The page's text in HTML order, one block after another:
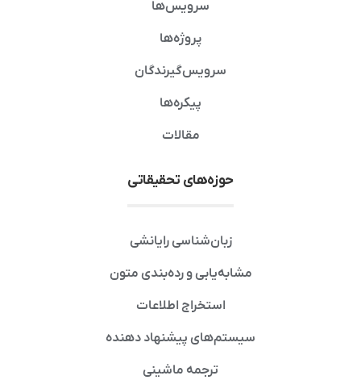
سرویس‌ها
پروژه‌ها
سرویس‌گیرندگان
پیکره‌ها
مقالات
حوزه‌های تحقیقاتی
زبان‌شناسی رایانشی
مشابه‌یابی و رده‌بندی متون
استخراج اطلاعات
سیستم‌های پیشنهاد دهنده
ترجمه ماشینی